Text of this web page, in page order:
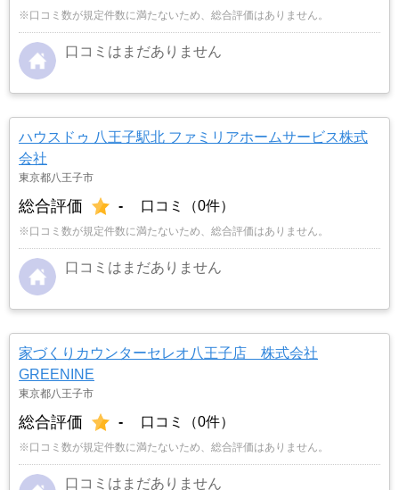
※口コミ数が規定件数に満たないため、総合評価はありません。
口コミはまだありません
ハウスドゥ 八王子駅北 ファミリアホームサービス株式
会社
東京都八王子市
総合評価 - 口コミ（0件）
※口コミ数が規定件数に満たないため、総合評価はありません。
口コミはまだありません
家づくりカウンターセレオ八王子店 株式会社
GREENINE
東京都八王子市
総合評価 - 口コミ（0件）
※口コミ数が規定件数に満たないため、総合評価はありません。
口コミはまだありません